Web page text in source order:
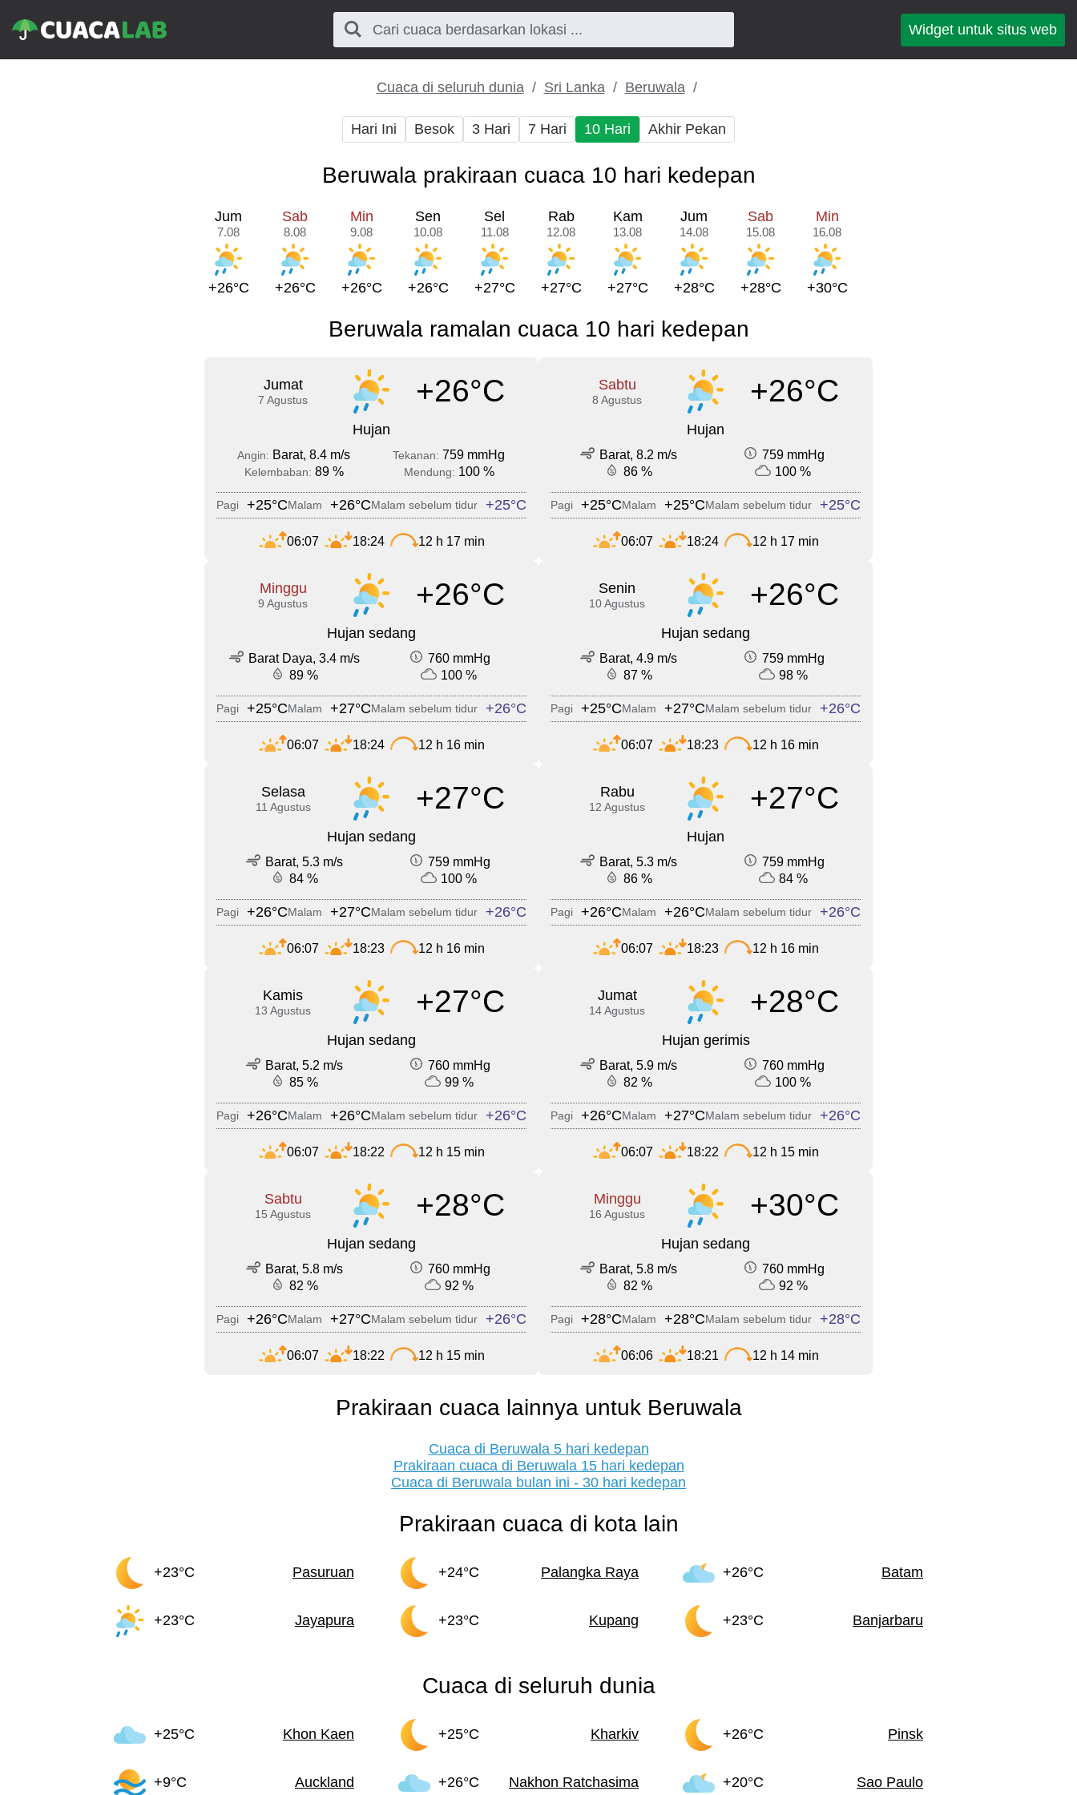
Widget untuk situs web
Cuaca di seluruh dunia Sri Lanka Beruwala
Hari Ini Besok 3 Hari 7 Hari 10 Hari Akhir Pekan
Beruwala prakiraan cuaca 10 hari kedepan
Jum
7.08
+26°C
Sab
8.08
+26°C
Min
9.08
+26°C
Sen
10.08
+26°C
Sel
11.08
+27°C
Rab
12.08
+27°C
Kam
13.08
+27°C
Jum
14.08
+28°C
Sab
15.08
+28°C
Min
16.08
+30°C
Beruwala ramalan cuaca 10 hari kedepan
Jumat
7 Agustus +26°C
Hujan
Angin: Barat, 8.4 m/s Tekanan: 759 mmHg
Kelembaban: 89 % Mendung: 100 %
Pagi +25°CMalam +26°CMalam sebelum tidur +25°C
06:07 18:24 12 h 17 min
Sabtu
8 Agustus +26°C
Hujan
Barat, 8.2 m/s
759 mmHg
86 %
100 %
Pagi +25°CMalam +25°CMalam sebelum tidur +25°C
06:07 18:24 12 h 17 min
Minggu
9 Agustus +26°C
Hujan sedang
Barat Daya, 3.4 m/s
760 mmHg
89 %
100 %
Pagi +25°CMalam +27°CMalam sebelum tidur +26°C
06:07 18:24 12 h 16 min
Senin
10 Agustus +26°C
Hujan sedang
Barat, 4.9 m/s
759 mmHg
87 %
98 %
Pagi +25°CMalam +27°CMalam sebelum tidur +26°C
06:07 18:23 12 h 16 min
Selasa
11 Agustus +27°C
Hujan sedang
Barat, 5.3 m/s
759 mmHg
84 %
100 %
Pagi +26°CMalam +27°CMalam sebelum tidur +26°C
06:07 18:23 12 h 16 min
Rabu
12 Agustus +27°C
Hujan
Barat, 5.3 m/s
759 mmHg
86 %
84 %
Pagi +26°CMalam +26°CMalam sebelum tidur +26°C
06:07 18:23 12 h 16 min
Kamis
13 Agustus +27°C
Hujan sedang
Barat, 5.2 m/s
760 mmHg
85 %
99 %
Pagi +26°CMalam +26°CMalam sebelum tidur +26°C
06:07 18:22 12 h 15 min
Jumat
14 Agustus +28°C
Hujan gerimis
Barat, 5.9 m/s
760 mmHg
82 %
100 %
Pagi +26°CMalam +27°CMalam sebelum tidur +26°C
06:07 18:22 12 h 15 min
Sabtu
15 Agustus +28°C
Hujan sedang
Barat, 5.8 m/s
760 mmHg
82 %
92 %
Pagi +26°CMalam +27°CMalam sebelum tidur +26°C
06:07 18:22 12 h 15 min
Minggu
16 Agustus +30°C
Hujan sedang
Barat, 5.8 m/s
760 mmHg
82 %
92 %
Pagi +28°CMalam +28°CMalam sebelum tidur +28°C
06:06 18:21 12 h 14 min
Prakiraan cuaca lainnya untuk Beruwala
Cuaca di Beruwala 5 hari kedepan
Prakiraan cuaca di Beruwala 15 hari kedepan
Cuaca di Beruwala bulan ini - 30 hari kedepan
Prakiraan cuaca di kota lain
+23°C Pasuruan +24°C Palangka Raya +26°C Batam
+23°C Jayapura +23°C Kupang +23°C Banjarbaru
Cuaca di seluruh dunia
+25°C Khon Kaen +25°C Kharkiv +26°C Pinsk
+9°C Auckland +26°C Nakhon Ratchasima +20°C Sao Paulo